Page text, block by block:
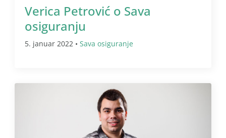
Verica Petrović o Sava
osiguranju
5. januar 2022 • Sava osiguranje